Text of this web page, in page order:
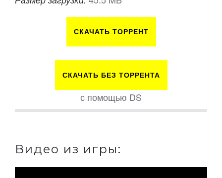
СКАЧАТЬ ТОРРЕНТ
СКАЧАТЬ БЕЗ ТОРРЕНТА
с помощью DS
Видео из игры: